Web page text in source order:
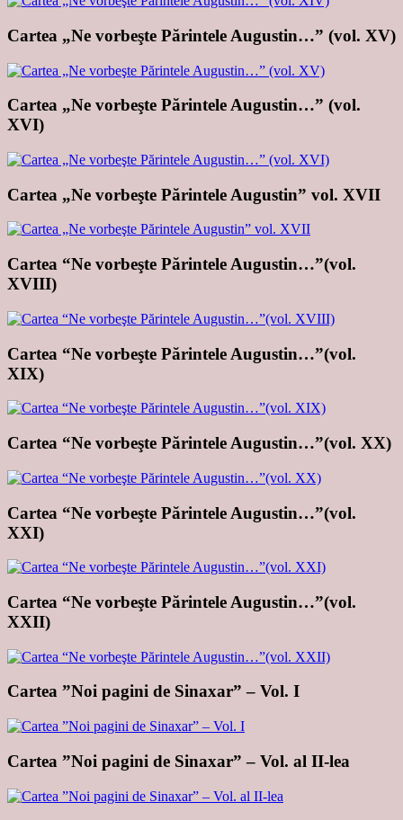
Cartea „Ne vorbeşte Părintele Augustin…” (vol. XV)
Cartea „Ne vorbeşte Părintele Augustin…” (vol.
XVI)
Cartea „Ne vorbeşte Părintele Augustin” vol. XVII
Cartea “Ne vorbeşte Părintele Augustin…”(vol.
XVIII)
Cartea “Ne vorbeşte Părintele Augustin…”(vol.
XIX)
Cartea “Ne vorbeşte Părintele Augustin…”(vol. XX)
Cartea “Ne vorbeşte Părintele Augustin…”(vol.
XXI)
Cartea “Ne vorbeşte Părintele Augustin…”(vol.
XXII)
Cartea ”Noi pagini de Sinaxar” – Vol. I
Cartea ”Noi pagini de Sinaxar” – Vol. al II-lea